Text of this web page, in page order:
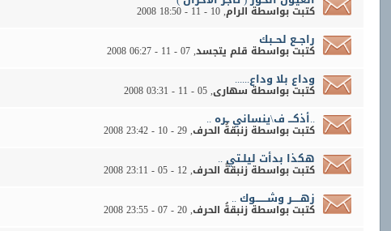
كتبت بواسطةالرام‏, 10 - 11 - 2008 18:50
راجــع لحــبك
كتبت بواسطة قلم يتجسد‏, 07 - 11 - 2008 06:27
وداع بلا وداع......
كتبت بواسطةسهارى‏, 05 - 11 - 2008 03:31
..أذكـــ ف\ينساني ــره ..
كتبت بواسطةزنبقةُ الحرف‏, 29 - 10 - 2008 23:42
هكذا بدأت ليلـتي ..
كتبت بواسطةزنبقةُ الحرف‏, 12 - 05 - 2008 23:11
زهـــــر وشـــــــوك ..
كتبت بواسطةزنبقةُ الحرف‏, 20 - 07 - 2008 23:55